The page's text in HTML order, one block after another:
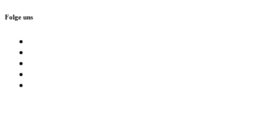
Folge uns